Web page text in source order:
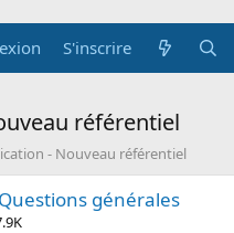
S'inscrire
référentiel
- Nouveau référentiel
générales